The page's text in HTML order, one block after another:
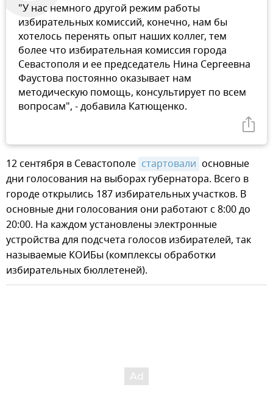
"У нас немного другой режим работы
избирательных комиссий, конечно, нам бы
хотелось перенять опыт наших коллег, тем
более что избирательная комиссия города
Севастополя и ее председатель Нина Сергеевна
Фаустова постоянно оказывает нам
методическую помощь, консультирует по всем
вопросам", - добавила Катющенко.
12 сентября в Севастополе стартовали основные
дни голосования на выборах губернатора. Всего в
городе открылись 187 избирательных участков. В
основные дни голосования они работают с 8:00 до
20:00. На каждом установлены электронные
устройства для подсчета голосов избирателей, так
называемые КОИБы (комплексы обработки
избирательных бюллетеней).